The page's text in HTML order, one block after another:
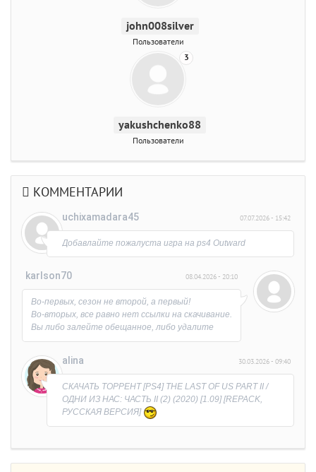
john008silver
Пользователи
3
yakushchenko88
Пользователи
КОММЕНТАРИИ
uchixamadara45 07.07.2026 - 15:42
Добавлайте пожалуста игра на ps4 Outward
karlson70 08.04.2026 - 20:10
Во-первых, сезон не второй, а первый!
Во-вторых, все равно нет ссылки на скачивание.
Вы либо залейте обещанное, либо удалите
раздачу.
причины)))
alina 30.03.2026 - 09:40
СКАЧАТЬ ТОРРЕНТ [PS4] THE LAST OF US PART II /
ОДНИ ИЗ НАС: ЧАСТЬ II (2) (2020) [1.09] [REPACK,
РУССКАЯ ВЕРСИЯ]